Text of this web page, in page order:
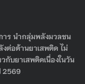
าร นำกลุ่มพลังมวลชน
ต่อต้านยาเสพติด ไม่
กับยาเสพติดเนื่องในวัน
2569